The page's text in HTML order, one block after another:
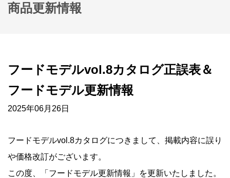
商品更新情報
フードモデルvol.8カタログ正誤表＆
フードモデル更新情報
2025年06月26日
フードモデルvol.8カタログにつきまして、掲載内容に誤り
や価格改訂がございます。
この度、「フードモデル更新情報」を更新いたしました。